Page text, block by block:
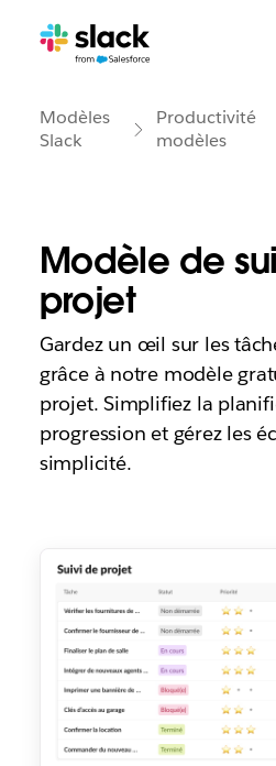
Modèles
Slack
Productivité
modèles
Modèle de
projet
Gardez un œil sur les
grâce à notre modèle
projet. Simplifiez la
progression et gérez les
simplicité.